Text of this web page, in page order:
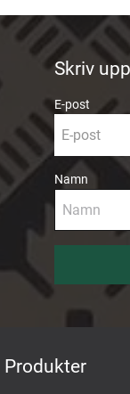
Skriv
E-post
Namn
Produkter